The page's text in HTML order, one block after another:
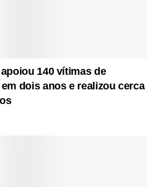
140 vítimas de
dois anos e realizou cerca